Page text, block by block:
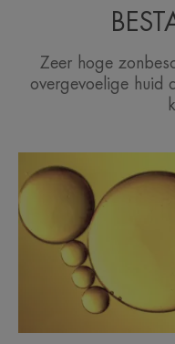
Zeer hoge
overgevoelige huid